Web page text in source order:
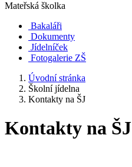
Mateřská školka
Bakaláři
Dokumenty
Jídelníček
Fotogalerie ZŠ
Úvodní stránka
Školní jídelna
Kontakty na ŠJ
Kontakty na ŠJ